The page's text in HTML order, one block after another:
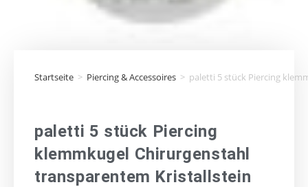
Startseite > Piercing & Accessoires > paletti 5 stück Piercing
paletti 5 stück Piercing
klemmkugel Chirurgenstahl
transparentem Kristallstein